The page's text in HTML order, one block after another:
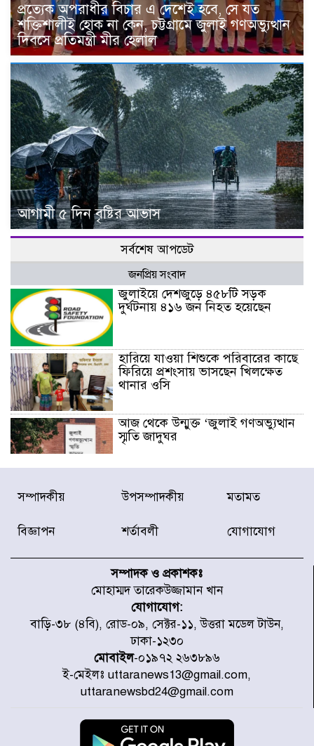
প্রত্যেক অপরাধীর বিচার এ দেশেই হবে, সে যত
শক্তিশালীই হোক না কেন, চট্টগ্রামে জুলাই গণঅভ্যুত্থান
দিবসে প্রতিমন্ত্রী মীর হেলাল
আগামী ৫ দিন বৃষ্টির আভাস
সর্বশেষ আপডেট
জনপ্রিয় সংবাদ
জুলাইয়ে দেশজুড়ে ৪৫৮টি সড়ক
দুর্ঘটনায় ৪১৬ জন নিহত হয়েছেন
হারিয়ে যাওয়া শিশুকে পরিবারের কাছে
ফিরিয়ে প্রশংসায় ভাসছেন খিলক্ষেত
থানার ওসি
আজ থেকে উন্মুক্ত ‘জুলাই গণঅভ্যুত্থান
স্মৃতি জাদুঘর
রাজধানীর উত্তরা আঞ্চলিক পাসপোর্ট
অফিসের সামনে দালাল চক্রের ১৩ জন
করেছে র‌্যাব-১
চূড়ান্ত পর্যায়ে : ইরান
প্রত্যেক অপরাধীর বিচার এ দেশেই
হবে, সে যত শক্তিশালীই হোক না কেন,
চট্টগ্রামে জুলাই গণঅভ্যুত্থান দিবসে
প্রতিমন্ত্রী মীর হেলাল
আগামী ৫ দিন বৃষ্টির আভাস
সম্পাদকীয় উপসম্পাদকীয় মতামত
বিজ্ঞাপন শর্তাবলী যোগাযোগ
সম্পাদক ও প্রকাশকঃ
মোহাম্মদ তারেকউজ্জামান খান
যোগাযোগ:
বাড়ি-৩৮ (৪বি), রোড-০৯, সেক্টর-১১, উত্তরা মডেল টাউন,
ঢাকা-১২৩০
মোবাইল-০১৯৭২ ২৬৩৮৯৬
ই-মেইলঃ uttaranews13@gmail.com,
uttaranewsbd24@gmail.com